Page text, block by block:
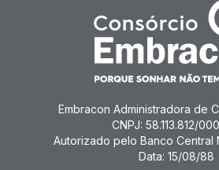
Embracon Administradora de
CNPJ: 58.113.812/
Autorizado pelo Banco Central
Data: 15/08/88